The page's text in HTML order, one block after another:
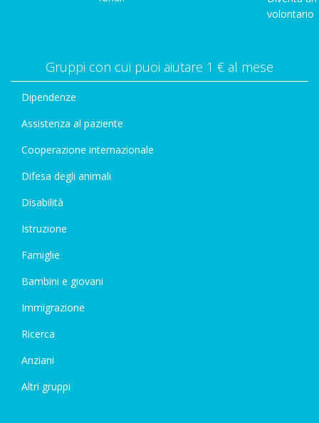
volontario
Gruppi con cui puoi aiutare 1 € al mese
Dipendenze
Assistenza al paziente
Cooperazione internazionale
Difesa degli animali
Disabilità
Istruzione
Famiglie
Bambini e giovani
Immigrazione
Ricerca
Anziani
Altri gruppi